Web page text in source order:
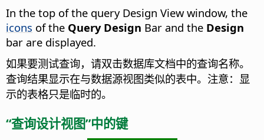
In the top of the query Design View window, the
icons of the Query Design Bar and the Design
bar are displayed.
如果要测试查询，请双击数据库文档中的查询名称。
查询结果显示在与数据源视图类似的表中。注意：显
示的表格只是临时的。
“查询设计视图”中的键